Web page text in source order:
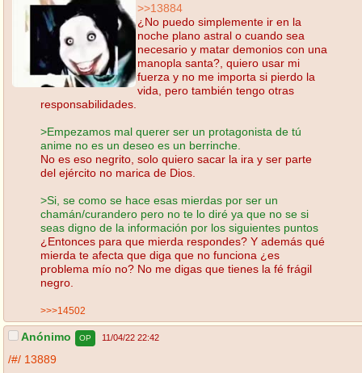
>>13884
¿No puedo simplemente ir en la
noche plano astral o cuando sea
necesario y matar demonios con una
manopla santa?, quiero usar mi
fuerza y no me importa si pierdo la
vida, pero también tengo otras
responsabilidades.
>Empezamos mal querer ser un protagonista de tú
anime no es un deseo es un berrinche.
No es eso negrito, solo quiero sacar la ira y ser parte
del ejército no marica de Dios.
>Si, se como se hace esas mierdas por ser un
chamán/curandero pero no te lo diré ya que no se si
seas digno de la información por los siguientes puntos
¿Entonces para que mierda respondes? Y además qué
mierda te afecta que diga que no funciona ¿es
problema mío no? No me digas que tienes la fé frágil
negro.
>>>14502
Anónimo OP 11/04/22 22:42
/#/ 13889